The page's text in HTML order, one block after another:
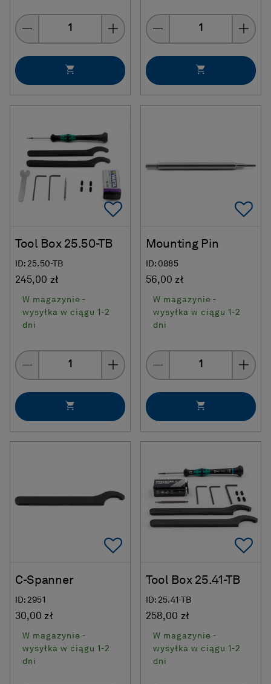
Quantity Quantity
Add To Favorites
Tool Box 25.50-TB
ID: 25.50-TB
245,00 zł
W magazynie -
wysyłka w ciągu 1-2
dni
Quantity
Mounting Pin
ID: 0885
56,00 zł
W magazynie -
wysyłka w ciągu 1-2
dni
Quantity
Add To Favorites
C-Spanner
ID: 2951
30,00 zł
W magazynie -
wysyłka w ciągu 1-2
dni
Tool Box 25.41-TB
ID: 25.41-TB
258,00 zł
W magazynie -
wysyłka w ciągu 1-2
dni